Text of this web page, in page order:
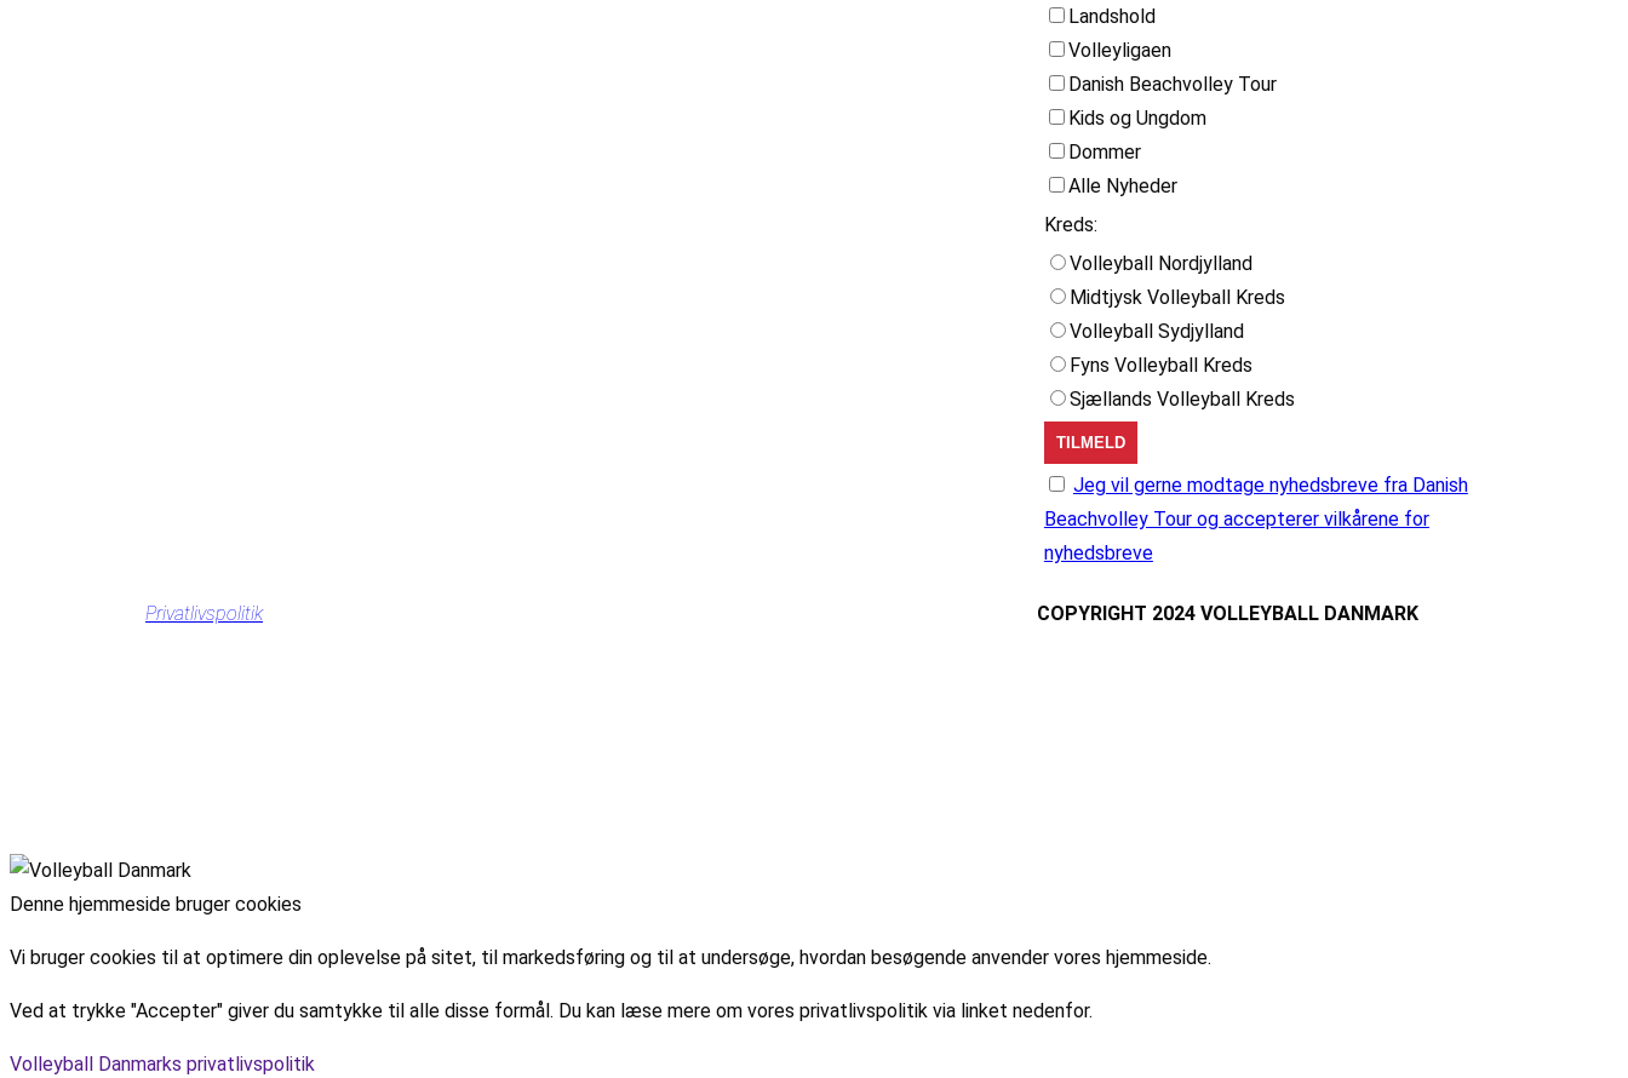
Landshold
Volleyligaen
Danish Beachvolley Tour
Kids og Ungdom
Dommer
Alle Nyheder
Kreds:
Volleyball Nordjylland
Midtjysk Volleyball Kreds
Volleyball Sydjylland
Fyns Volleyball Kreds
Sjællands Volleyball Kreds
Jeg vil gerne modtage nyhedsbreve fra Danish
Beachvolley Tour og accepterer vilkårene for
nyhedsbreve
Privatlivspolitik COPYRIGHT 2024 VOLLEYBALL DANMARK
Denne hjemmeside bruger cookies
Vi bruger cookies til at optimere din oplevelse på sitet, til markedsføring og til at undersøge, hvordan besøgende anvender vores hjemmeside.
Ved at trykke "Accepter" giver du samtykke til alle disse formål. Du kan læse mere om vores privatlivspolitik via linket nedenfor.
Volleyball Danmarks privatlivspolitik